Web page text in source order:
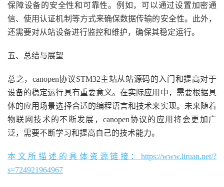
保障设备的安全性和可靠性。例如，可以通过设置加密通
信、使用认证机制等方式来确保数据传输的安全性。此外，
还需要对从站设备进行监控和维护，确保其稳定运行。
五、总结与展望
总之，canopen协议STM32主站从站源码的入门和提高对于
设备的稳定运行具有重要意义。在实际应用中，需要根据具
体的应用场景选择合适的编程语言和技术来实现。未来随着
物联网技术的不断发展，canopen协议的应用将会更加广
泛，需要不断学习和提高自己的技术能力。
本文所描述的具体资源链接：https://www.liruan.net/?
s=724921964967